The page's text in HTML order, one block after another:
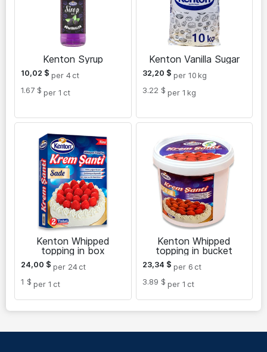
Kenton Syrup
10,02 $ per 4 ct
1.67 $ per 1 ct
Kenton Vanilla Sugar
32,20 $ per 10 kg
3.22 $ per 1 kg
Kenton Whipped
topping in box
24,00 $ per 24 ct
1 $ per 1 ct
Kenton Whipped
topping in bucket
23,34 $ per 6 ct
3.89 $ per 1 ct